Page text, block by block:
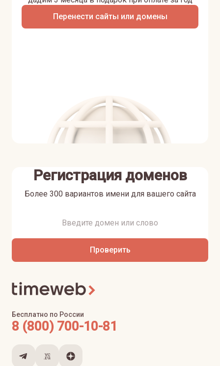
Перенести сайты или домены
Регистрация доменов
Более 300 вариантов имени для вашего сайта
Проверить
Бесплатно по России
8 (800) 700-10-81